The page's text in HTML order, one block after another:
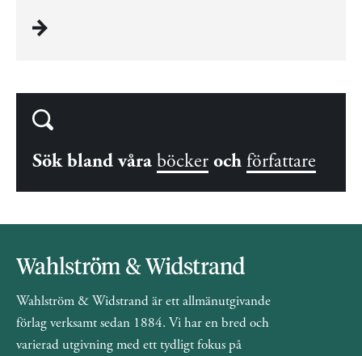
Sök bland våra böcker och författare
Wahlström & Widstrand är ett allmänutgivande
förlag verksamt sedan 1884. Vi har en bred och
varierad utgivning med ett tydligt fokus på